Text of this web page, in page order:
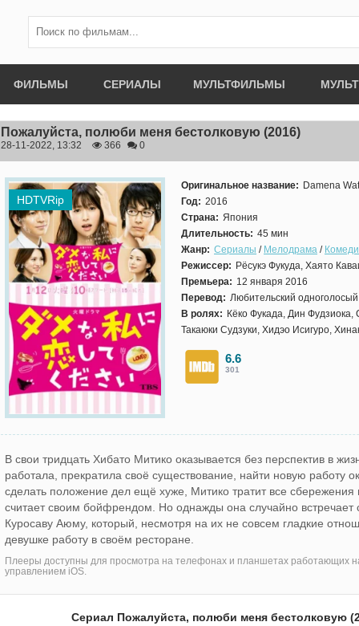
ФИЛЬМЫ СЕРИАЛЫ МУЛЬТФИЛЬМЫ
Пожалуйста, полюби меня бестолковую (2016)
28-11-2022, 13:32 366 0
HDTVRip
Оригинальное название: Damena
Год: 2016
Страна: Япония
Длительность: 45 мин
Жанр: Сериалы / Мелодрама /
Режиссер: Рёсукэ Фукуда, Хаято
Премьера: 12 января 2016
Перевод: Любительский одноголосый
В ролях: Кёко Фукада, Дин
Такаюки Судзуки, Хидэо Исигуро,
6.6
301
В свои тридцать Хибато Митико оказывается без перспектив в
работала, прекратила своё существование, найти новую работу
сделать положение дел ещё хуже, Митико тратит все сбережения
считает своим бойфрендом. Но однажды она случайно встречает
Куросаву Аюму, который, несмотря на их не совсем гладкие
девушке работу в своём ресторане.
Плееры доступны для просмотра на телефонах и планшетах работающих
управлением iOS.
Сериал Пожалуйста, полюби меня бестолковую